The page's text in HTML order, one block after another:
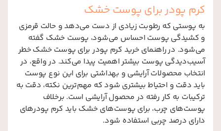
کرم پودر برای پوست خشک
به پوستی که رطوبت زیادی از دست می‌دهد و حالت قرمزی
و کشیدگی پوست احساس می‌شود، پوست خشک گفته
می‌شود. در راهنمای خرید کرم پودر برای پوست خشک خطر
آسیب‌دیدگی پوست بیشتر اهمیت پیدا می‌کند. در واقع، در
انتخاب محصولات آرایشی و بهداشتی برای این نوع پوست
باید دقت و احتیاط بیشتری شود که مهم‌ترین نکته، دقت به
ترکیبات به کار رفته در محصول آرایشی است. برخلاف
پوست‌های چرب، برای پوست‌های خشک باید کرم پودرهای
دارای درصد چربی استفاده شود.